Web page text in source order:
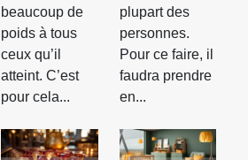
beaucoup de
poids à tous
ceux qu’il
atteint. C’est
pour cela...
plupart des
personnes.
Pour ce faire, il
faudra prendre
en...